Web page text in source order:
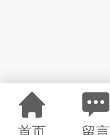
首页 留言